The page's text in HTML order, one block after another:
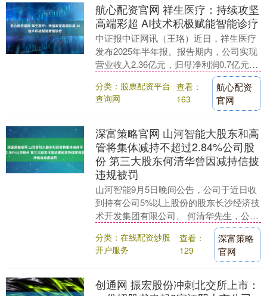
航心配资官网 祥生医疗：持续攻坚
高端彩超 AI技术积极赋能智能诊疗
中证报中证网讯（王珞）近日，祥生医疗
发布2025年半年报。报告期内，公司实现
营业收入2.36亿元，归母净利润0.7亿元。
研发投入3761.31万元，占营业收入的....
分类：股票配资平台
查询网
查看：
163
航心配资
官网
深富策略官网 山河智能大股东和高
管将集体减持不超过2.84%公司股
份 第三大股东何清华曾因减持信披
违规被罚
山河智能9月5日晚间公告，公司于近日收
到持有公司5%以上股份的股东长沙经济技
术开发集团有限公司、 何清华先生，公司
副总经理朱建新先生、董事会秘书王剑先
生分别出具....
分类：在线配资炒股
开户服务
查看：
129
深富策略
官网
创通网 振宏股份冲刺北交所上市：